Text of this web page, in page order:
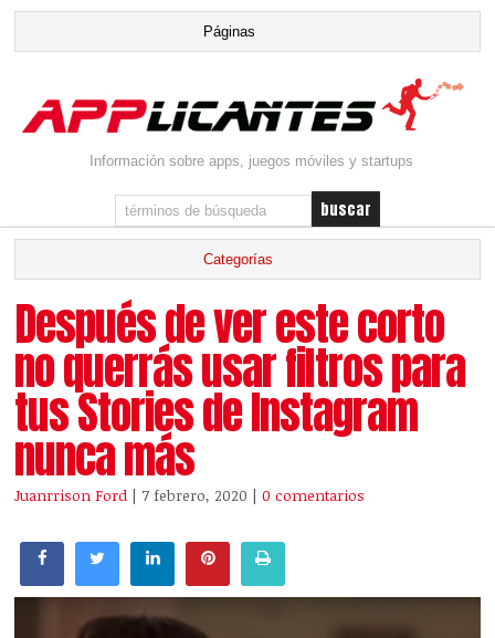
Información sobre apps, juegos móviles y startups
Después de ver este corto
no querrás usar filtros para
tus Stories de Instagram
nunca más
Juanrrison Ford | 7 febrero, 2020 |0 comentarios